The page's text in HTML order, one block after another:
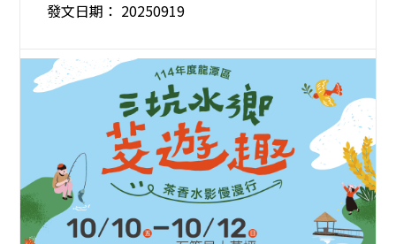
發文日期： 20250919